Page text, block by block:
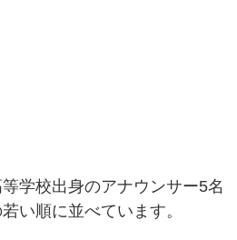
学校出身のアナウンサー5名
い順に並べています。